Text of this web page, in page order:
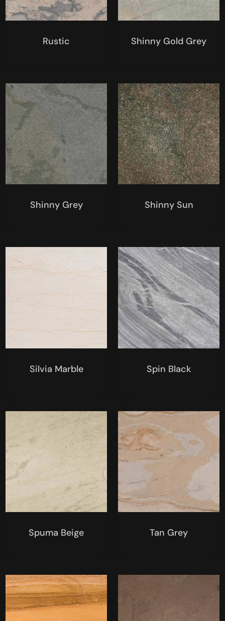
Rustic Shinny Gold Grey
Shinny Grey Shinny Sun
Silvia Marble Spin Black
Spuma Beige Tan Grey